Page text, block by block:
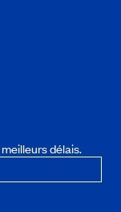
délais.